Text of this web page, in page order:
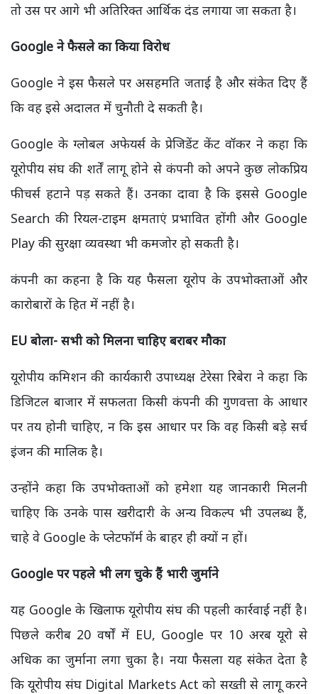
तो उस पर आगे भी अतिरिक्त आर्थिक दंड लगाया जा सकता है।
Google ने फैसले का किया विरोध
Google ने इस फैसले पर असहमति जताई है और संकेत दिए हैं
कि वह इसे अदालत में चुनौती दे सकती है।
Google के ग्लोबल अफेयर्स के प्रेजिडेंट केंट वॉकर ने कहा कि
यूरोपीय संघ की शर्तें लागू होने से कंपनी को अपने कुछ लोकप्रिय
फीचर्स हटाने पड़ सकते हैं। उनका दावा है कि इससे Google
Search की रियल-टाइम क्षमताएं प्रभावित होंगी और Google
Play की सुरक्षा व्यवस्था भी कमजोर हो सकती है।
कंपनी का कहना है कि यह फैसला यूरोप के उपभोक्ताओं और
कारोबारों के हित में नहीं है।
EU बोला- सभी को मिलना चाहिए बराबर मौका
यूरोपीय कमिशन की कार्यकारी उपाध्यक्ष टेरेसा रिबेरा ने कहा कि
डिजिटल बाजार में सफलता किसी कंपनी की गुणवत्ता के आधार
पर तय होनी चाहिए, न कि इस आधार पर कि वह किसी बड़े सर्च
इंजन की मालिक है।
उन्होंने कहा कि उपभोक्ताओं को हमेशा यह जानकारी मिलनी
चाहिए कि उनके पास खरीदारी के अन्य विकल्प भी उपलब्ध हैं,
चाहे वे Google के प्लेटफॉर्म के बाहर ही क्यों न हों।
Google पर पहले भी लग चुके हैं भारी जुर्माने
यह Google के खिलाफ यूरोपीय संघ की पहली कार्रवाई नहीं है।
पिछले करीब 20 वर्षों में EU, Google पर 10 अरब यूरो से
अधिक का जुर्माना लगा चुका है। नया फैसला यह संकेत देता है
कि यूरोपीय संघ Digital Markets Act को सख्ती से लागू करने